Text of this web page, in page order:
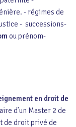
- régimes de
- successions-
ou prénom-
en droit de
d’un Master 2 de
de droit privé de